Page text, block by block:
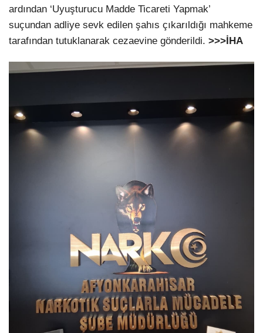
ardından ‘Uyuşturucu Madde Ticareti Yapmak’
suçundan adliye sevk edilen şahıs çıkarıldığı mahkeme
tarafından tutuklanarak cezaevine gönderildi. >>>İHA